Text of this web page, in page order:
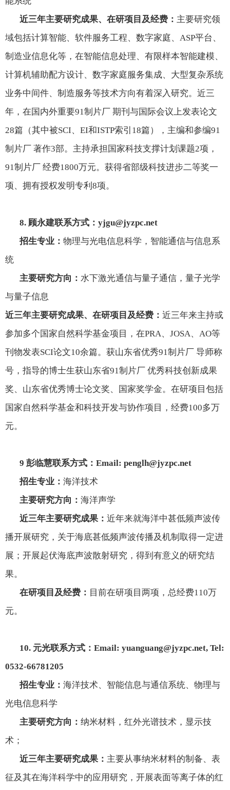
近三年主要研究成果、在研项目及经费： 主要研究领
域包括计算智能、软件服务工程、数字家庭、 ASP平台、
制造业信息化等，在智能信息处理、有限样本智能建模、
计算机辅助配方设计、数字家庭服务集成、大型复杂系统
业务中间件、制造服务等技术方向有着深入研究。近三
年，在国内外重要91制片厂 期刊与国际会议上发表论文
28篇（其中被SCI、 EI和ISTP索引 18篇），主编和参编91
制片厂 著作3部。主持承担国家科技支撑计划课题2项，
91制片厂 经费1800万元。获得省部级科技进步二等奖一
项、拥有授权发明专利 8项。
8. 顾永建联系方式： yjgu@jyzpc.net
招生专业： 物理与光电信息科学，智能通信与信息系
统
主要研究方向： 水下激光通信与量子通信，量子光学
与量子信息
近三年主要研究成果、在研项目及经费： 近三年来主持或
参加多个国家自然科学基金项目，在PRA、 JOSA、 AO等
刊物发表SCI论文10余篇。获山东省优秀91制片厂 导师称
号，指导的博士生获山东省91制片厂 优秀科技创新成果
奖、山东省优秀博士论文奖、国家奖学金。在研项目包括
国家自然科学基金和科技开发与协作项目，经费100多万
元。
9 彭临慧联系方式： Email: penglh@jyzpc.net
招生专业： 海洋技术
主要研究方向： 海洋声学
近三年主要研究成果： 近年来就海洋中甚低频声波传
播开展研究，关于海底甚低频声波传播及机制取得一定进
展；开展起伏海底声波散射研究，得到有意义的研究结
果。
在研项目及经费： 目前在研项目两项，总经费110万
元。
10. 元光联系方式： Email: yuanguang@jyzpc.net, Tel:
0532-66781205
招生专业： 海洋技术、智能信息与通信系统、物理与
光电信息科学
主要研究方向： 纳米材料，红外光谱技术，显示技
术；
近三年主要研究成果： 主要从事纳米材料的制备、表
征及其在海洋科学中的应用研究，开展表面等离子体的红